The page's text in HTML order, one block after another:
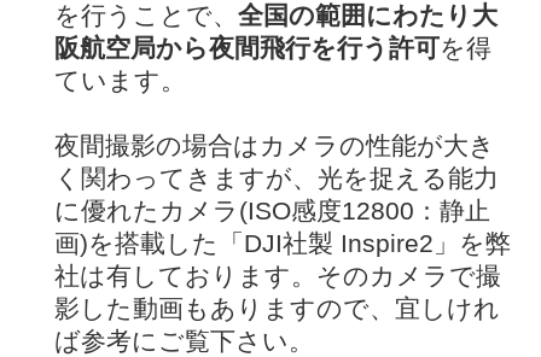
を行うことで、 全国の範囲にわたり大
阪航空局から夜間飛行を行う許可を得
ています。
夜間撮影の場合はカメラの性能が大き
く関わってきますが、光を捉える能力
に優れたカメラ(ISO感度12800：静止
画)を搭載した「DJI社製 Inspire2」を弊
社は有しております。そのカメラで撮
影した動画もありますので、宜しけれ
ば参考にご覧下さい。